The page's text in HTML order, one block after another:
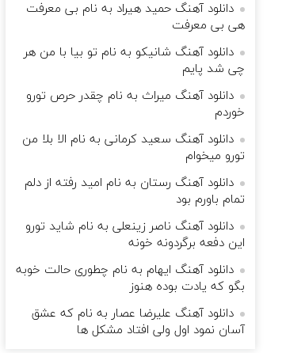
دانلود آهنگ حمید هیراد به نام بی معرفت
هی بی معرفت
دانلود آهنگ شانیکو به نام تو بیا با من هر
چی شد پایم
دانلود آهنگ میراث به نام چقدر حرص تورو
خوردم
دانلود آهنگ سعید کرمانی به نام الا بلا من
تورو میخوام
دانلود آهنگ رستان به نام امید رفته از دلم
تمام باورم بود
دانلود آهنگ ناصر زینعلی به نام شاید تورو
این دفعه برگردونه خونه
دانلود آهنگ ایهام به نام چطوری حالت خوبه
بگو که یادت بوده هنوز
دانلود آهنگ علیرضا عصار به نام که عشق
آسان نمود اول ولی افتاد مشکل ها